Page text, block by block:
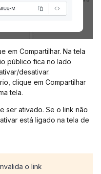
em Compartilhar. Na tela
público fica no lado
desativar.
clique em Compartilhar
tela.
ser ativado. Se o link não
está ligado na tela de
o link